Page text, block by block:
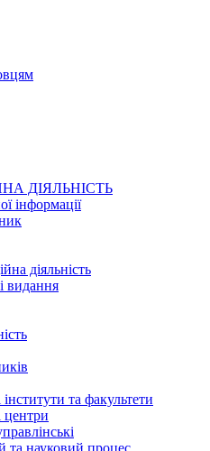
ДІЯЛЬНІСТЬ
інформації
діяльність
видання
та факультети
центри
та науковий процес